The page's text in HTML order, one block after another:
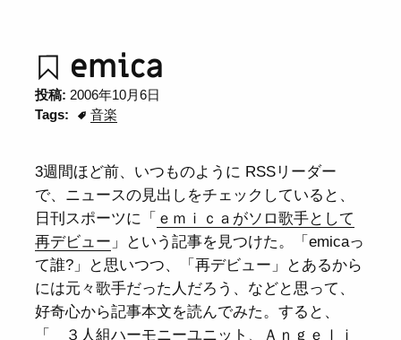
emica
投稿: 2006年10月6日
Tags:
音楽
3週間ほど前、いつものように RSSリーダー
で、ニュースの見出しをチェックしていると、
日刊スポーツに「 ｅｍｉｃａがソロ歌手として
再デビュー 」という記事を見つけた。「emicaっ
て誰?」と思いつつ、「再デビュー」とあるから
には元々歌手だった人だろう、などと思って、
好奇心から記事本文を読んでみた。すると、
「 ３人組ハーモニーユニット、Ａｎｇｅｌｉ